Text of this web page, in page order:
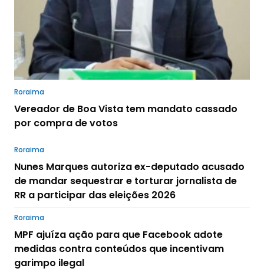
Roraima
Vereador de Boa Vista tem mandato cassado
por compra de votos
Roraima
Nunes Marques autoriza ex-deputado acusado
de mandar sequestrar e torturar jornalista de
RR a participar das eleições 2026
Roraima
MPF ajuíza ação para que Facebook adote
medidas contra conteúdos que incentivam
garimpo ilegal